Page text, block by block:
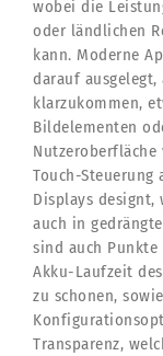
wobei die
oder ländlichen
kann. Moderne
darauf
klarzukommen,
Bildelementen
Touch-
Displays designt,
auch in
sind auch
Akku-Laufzeit
zu schonen,
Transparenz,